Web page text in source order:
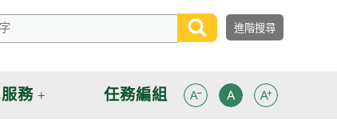
務 任務編組